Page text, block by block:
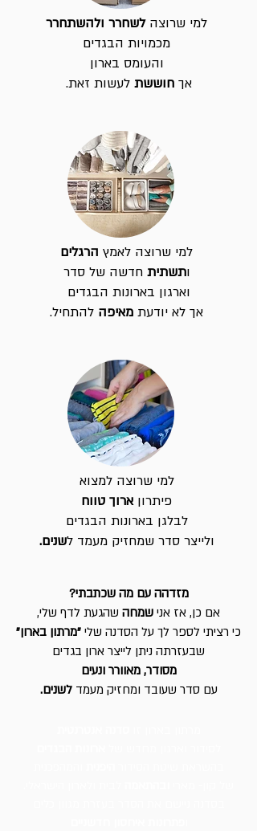
למי שרוצה לשחרר ולהשתחרר
מכמויות הבגדים
והעומס בארון
אךחוששת לעשות זאת.
למי שרוצה לאמץ הרגלים
ותשתיתחדשהשל סדר
וארגון בארונות הבגדים
אך לא יודעת מאיפה להתחיל.
למי שרוצה למצוא
פיתרוןארוך טווח
לבלגן בארונות הבגדים
ולייצר סדר שמחזיק מעמד לשנים.
מזדהה עם מה שכתבתי?
אם כן, אז אני שמחה שהגעת לדף שלי,
כי רציתי לספר לך על הסדנה שלי "מרתון בארון"
שבעזרתה ניתן לייצר ארון בגדים
מסודר, מאוורר ונעים
עם סדר שעובד ומחזיק מעמדלשנים.